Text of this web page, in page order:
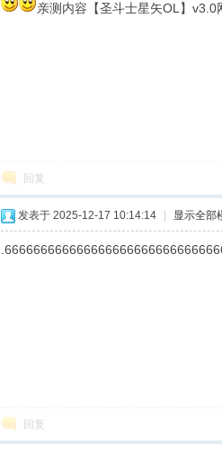
亲测内容【圣斗士星矢OL】
回复
发表于 2025-12-17 10:14:14 显示全部
回复